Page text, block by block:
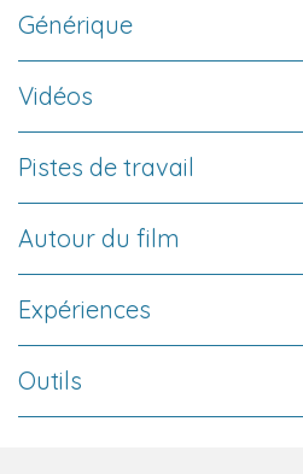
Générique
Vidéos
Pistes de travail
Autour du film
Expériences
Outils